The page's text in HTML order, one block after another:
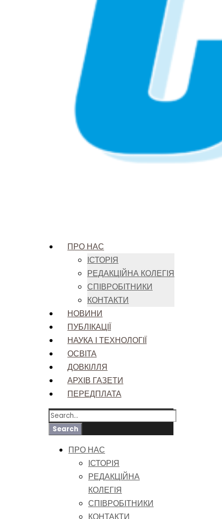
ПРО НАС
ІСТОРІЯ
РЕДАКЦІЙНА КОЛЕГІЯ
СПІВРОБІТНИКИ
КОНТАКТИ
НОВИНИ
ПУБЛІКАЦІЇ
НАУКА І ТЕХНОЛОГІЇ
ОСВІТА
ДОВКІЛЛЯ
АРХІВ ГАЗЕТИ
ПЕРЕДПЛАТА
ПРО НАС
ІСТОРІЯ
РЕДАКЦІЙНА
КОЛЕГІЯ
СПІВРОБІТНИКИ